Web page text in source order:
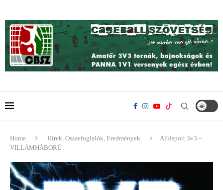
Home Hírek, Összefoglalók, Eredmények
Albisport 3v3 –
VILLÁMHÁBORÚ